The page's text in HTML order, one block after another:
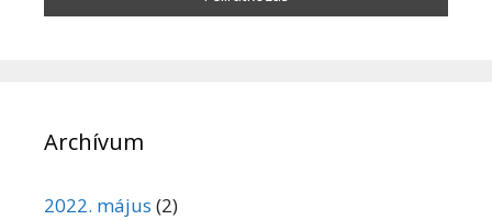
Archívum
2022. május (2)